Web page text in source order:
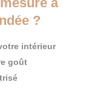
?
intérieur
goût